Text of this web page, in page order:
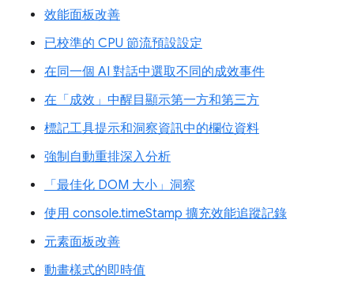
效能面板改善
已校準的 CPU 節流預設設定
在同一個 AI 對話中選取不同的成效事件
在「成效」中醒目顯示第一方和第三方
標記工具提示和洞察資訊中的欄位資料
強制自動重排深入分析
「最佳化 DOM 大小」洞察
使用 console.timeStamp 擴充效能追蹤記錄
元素面板改善
動畫樣式的即時值